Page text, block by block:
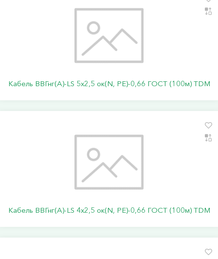
Кабель ВВГнг(А)-LS 5х2,5 ок(N, PE)-0,66 ГОСТ (100м) TDM
Кабель ВВГнг(А)-LS 4х2,5 ок(N, PE)-0,66 ГОСТ (100м) TDM